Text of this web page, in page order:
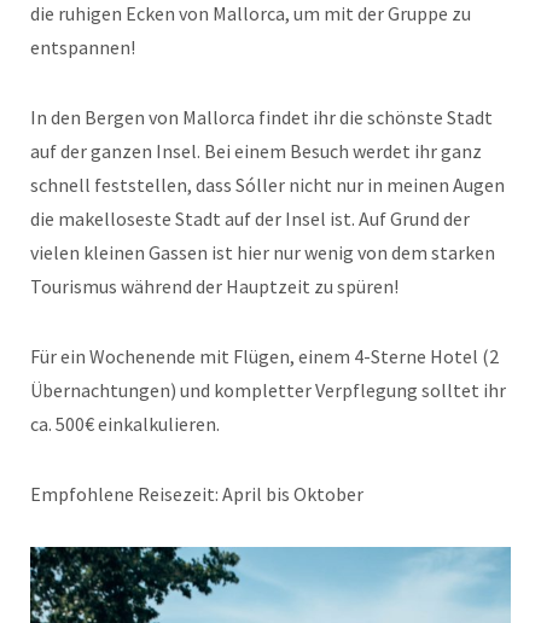
die ruhigen Ecken von Mallorca, um mit der Gruppe zu
entspannen!
In den Bergen von Mallorca findet ihr die schönste Stadt
auf der ganzen Insel. Bei einem Besuch werdet ihr ganz
schnell feststellen, dass Sóller nicht nur in meinen Augen
die makelloseste Stadt auf der Insel ist. Auf Grund der
vielen kleinen Gassen ist hier nur wenig von dem starken
Tourismus während der Hauptzeit zu spüren!
Für ein Wochenende mit Flügen, einem 4-Sterne Hotel (2
Übernachtungen) und kompletter Verpflegung solltet ihr
ca. 500€ einkalkulieren.
Empfohlene Reisezeit: April bis Oktober